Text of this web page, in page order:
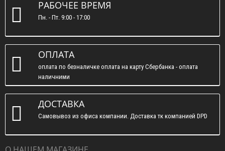
РАБОЧЕЕ ВРЕМЯ
Пн. - Пт. 9:00 - 17:00
ОПЛАТА
оплата по безналичке оплата на карту Сбербанка - оплата
наличними
ДОСТАВКА
Самовывоз из офиса компании. Доставка тк компанией DPD